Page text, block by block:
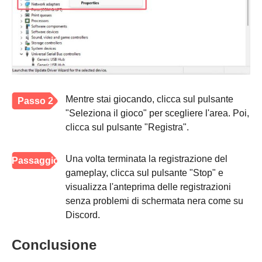
Passo 2
Mentre stai giocando, clicca sul pulsante
"Seleziona il gioco" per scegliere l'area. Poi,
clicca sul pulsante "Registra".
Passaggio
Una volta terminata la registrazione del
gameplay, clicca sul pulsante "Stop" e
visualizza l'anteprima delle registrazioni
senza problemi di schermata nera come su
Discord.
Conclusione